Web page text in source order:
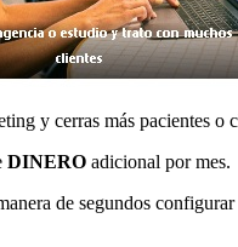
y cerras más pacientes
DINERO adicional por mes.
de segundos